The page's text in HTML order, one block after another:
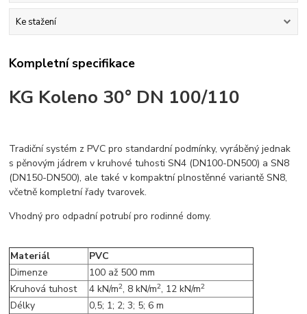
Ke stažení
Kompletní specifikace
KG Koleno 30° DN 100/110
Tradiční systém z PVC pro standardní podmínky, vyráběný jednak
s pěnovým jádrem v kruhové tuhosti SN4 (DN100-DN500) a SN8
(DN150-DN500), ale také v kompaktní plnostěnné variantě SN8,
včetně kompletní řady tvarovek.
Vhodný pro odpadní potrubí pro rodinné domy.
Materiál
PVC
Dimenze
100 až 500 mm
Kruhová tuhost
4 kN/m2, 8 kN/m2, 12 kN/m2
Délky
0,5; 1; 2; 3; 5; 6 m